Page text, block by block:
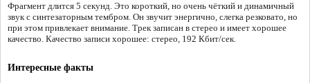
Фрагмент длится 5 секунд. Это короткий, но очень чёткий и динамичный
звук с синтезаторным тембром. Он звучит энергично, слегка резковато, но
при этом привлекает внимание. Трек записан в стерео и имеет хорошее
качество. Качество записи хорошее: стерео, 192 Кбит/сек.
Интересные факты